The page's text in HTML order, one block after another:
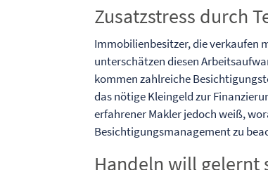
Zusatzstress durch
Immobilienbesitzer, die verkaufen
unterschätzen diesen
kommen zahlreiche
das nötige Kleingeld zur
erfahrener Makler jedoch weiß,
Besichtigungsmanagement zu
Handeln will gelernt